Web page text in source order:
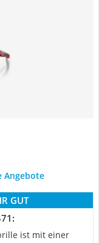
Angebote
GUT
ist mit einer